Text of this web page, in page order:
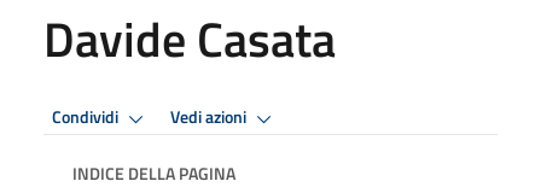
Davide Casata
Condividi Vedi azioni
INDICE DELLA PAGINA